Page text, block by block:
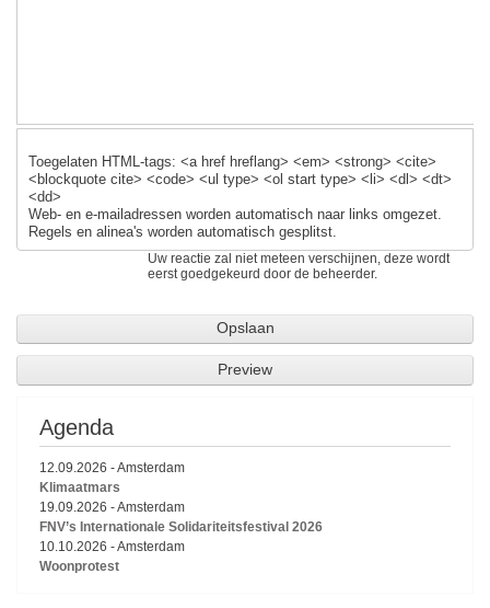
Toegelaten HTML-tags: <a href hreflang> <em> <strong> <cite>
<blockquote cite> <code> <ul type> <ol start type> <li> <dl> <dt>
<dd>
Web- en e-mailadressen worden automatisch naar links omgezet.
Regels en alinea's worden automatisch gesplitst.
Uw reactie zal niet meteen verschijnen, deze wordt
eerst goedgekeurd door de beheerder.
Agenda
12.09.2026 -Amsterdam
Klimaatmars
19.09.2026 -Amsterdam
FNV’s Internationale Solidariteitsfestival 2026
10.10.2026 -Amsterdam
Woonprotest